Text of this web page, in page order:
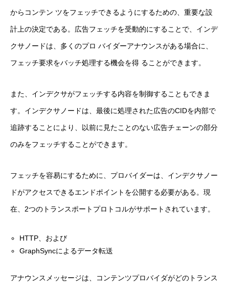
からコンテン ツをフェッチできるようにするための、重要な設
計上の決定である。広告フェッチを受動的にすることで、インデ
クサノードは、多くのプロ バイダーアナウンスがある場合に、
フェッチ要求をバッチ処理する機会を得 ることができます。
また、インデクサがフェッチする内容を制御することもできま
す。インデクサノードは、最後に処理された広告のCIDを内部で
追跡することにより、以前に見たことのない広告チェーンの部分
のみをフェッチすることができます。
フェッチを容易にするために、プロバイダーは、インデクサノー
ドがアクセスできるエンドポイントを公開する必要がある。現
在、2つのトランスポートプロトコルがサポートされています。
HTTP、および
GraphSyncによるデータ転送
アナウンスメッセージは、コンテンツプロバイダがどのトランス